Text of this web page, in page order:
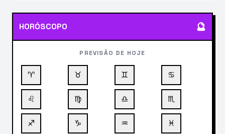
HORÓSCOPO 🔮
PREVISÃO DE HOJE
♈ ♉ ♊ ♋
♌ ♍ ♎ ♏
♐ ♑ ♒ ♓